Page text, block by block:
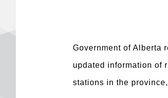
Government of Alberta
updated information of
stations in the